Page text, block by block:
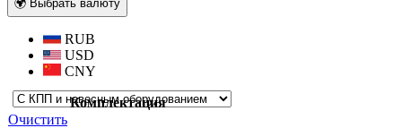
🌍 Выбрать валюту
RUB
USD
CNY
Комплектация
Очистить